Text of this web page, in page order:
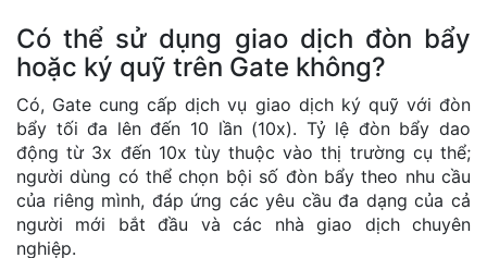
Có thể sử dụng giao dịch đòn bẩy
hoặc ký quỹ trên Gate không?
Có, Gate cung cấp dịch vụ giao dịch ký quỹ với đòn
bẩy tối đa lên đến 10 lần (10x). Tỷ lệ đòn bẩy dao
động từ 3x đến 10x tùy thuộc vào thị trường cụ thể;
người dùng có thể chọn bội số đòn bẩy theo nhu cầu
của riêng mình, đáp ứng các yêu cầu đa dạng của cả
người mới bắt đầu và các nhà giao dịch chuyên
nghiệp.